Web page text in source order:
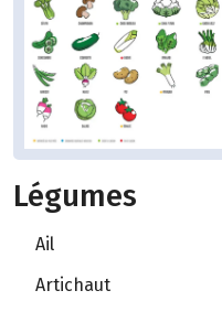
Légumes
Ail
Artichaut